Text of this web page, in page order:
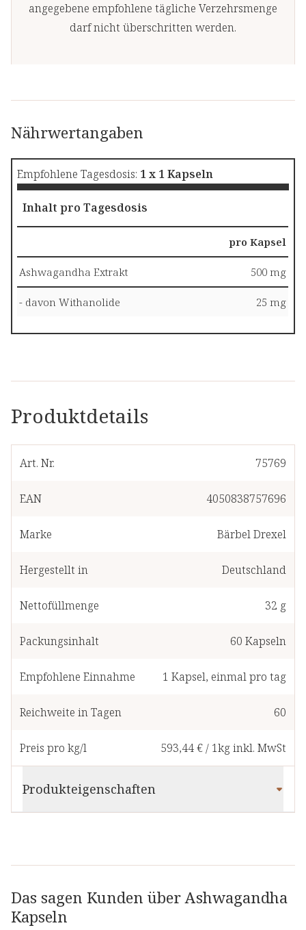
angegebene empfohlene tägliche Verzehrsmenge
darf nicht überschritten werden.
Produktdetails
Art. Nr. 75769
EAN 4050838757696
Marke Bärbel Drexel
Hergestellt in Deutschland
Nettofüllmenge 32 g
Packungsinhalt 60 Kapseln
Empfohlene Einnahme 1 Kapsel, einmal pro tag
Reichweite in Tagen 60
Preis pro kg/l 593,44 €/ 1kginkl. MwSt
Produkteigenschaften
Nährwertangaben
Empfohlene Tagesdosis: 1 x 1 Kapseln
Inhalt pro Tagesdosis
pro Kapsel
Ashwagandha Extrakt 500 mg
- davon Withanolide 25 mg
Das sagen Kunden über Ashwagandha
Kapseln